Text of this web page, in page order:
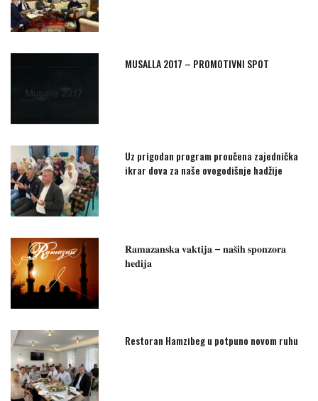
MUSALLA 2017 – PROMOTIVNI SPOT
Uz prigodan program proučena zajednička
ikrar dova za naše ovogodišnje hadžije
𝐑𝐚𝐦𝐚𝐳𝐚𝐧𝐬𝐤𝐚 𝐯𝐚𝐤𝐭𝐢𝐣𝐚 – 𝐧𝐚𝐬̌𝐢𝐡 𝐬𝐩𝐨𝐧𝐳𝐨𝐫𝐚
𝐡𝐞𝐝𝐢𝐣𝐚
Restoran Hamzibeg u potpuno novom ruhu